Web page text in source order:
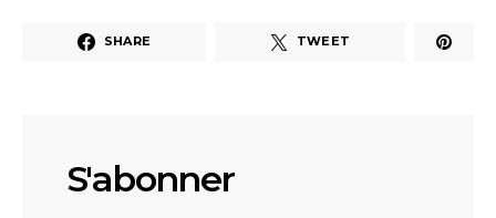
SHARE TWEET
S'abonner